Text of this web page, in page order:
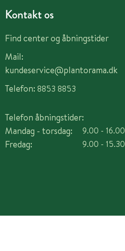
Kontakt os
Find center og åbningstider
Mail:
kundeservice@plantorama.dk
Telefon: 8853 8853
Telefon åbningstider:
Mandag - torsdag:
Fredag:
9.00 - 16.00
9.00 - 15.30